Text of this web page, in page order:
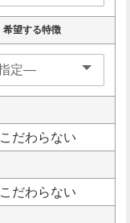
希望する特徴
こだわらない
こだわらない